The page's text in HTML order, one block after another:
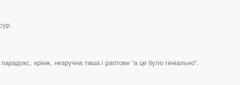
крінж, незручна тиша і раптове “а це було геніально”.